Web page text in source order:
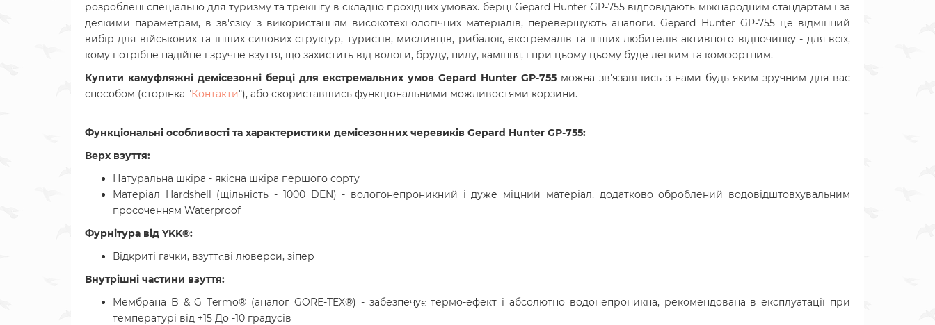
розроблені спеціально для туризму та трекінгу в складно прохідних умовах. берці Gepard Hunter GP-755 відповідають міжнародним стандартам і за
деякими параметрам, в зв'язку з використанням високотехнологічних матеріалів, перевершують аналоги. Gepard Hunter GP-755 це відмінний
вибір для військових та інших силових структур, туристів, мисливців, рибалок, екстремалів та інших любителів активного відпочинку - для всіх,
кому потрібне надійне і зручне взуття, що захистить від вологи, бруду, пилу, каміння, і при цьому цьому буде легким та комфортним.
Купити камуфляжні демісезонні берці для екстремальних умов Gepard Hunter GP-755 можна зв'язавшись з нами будь-яким зручним для вас
способом (сторінка "Контакти"), або скориставшись функціональними можливостями корзини.
Функціональні особливості та характеристики демісезонних черевиків Gepard Hunter GP-755:
Верх взуття:
Натуральна шкіра - якісна шкіра першого сорту
Матеріал Hardshell (щільність - 1000 DEN) - вологонепроникний і дуже міцний матеріал, додатково оброблений водовідштовхувальним
просоченням Waterproof
Фурнітура від YKK®:
Відкриті гачки, взуттєві люверси, зіпер
Внутрішні частини взуття:
Мембрана B & G Тermo® (аналог GORE-TEX®) - забезпечує термо-ефект і абсолютно водонепроникна, рекомендована в експлуатації при
температурі від +15 До -10 градусів